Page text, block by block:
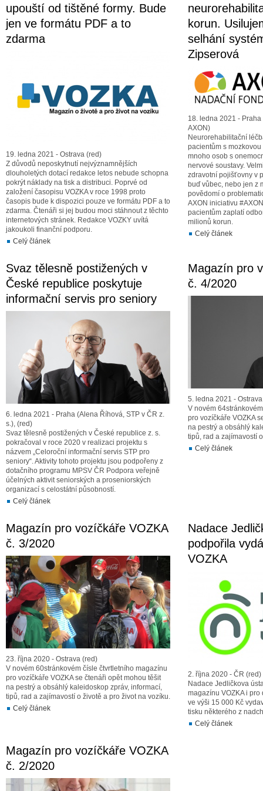
upouští od tištěné formy. Bude
jen ve formátu PDF a to
zdarma
19. ledna 2021 - Ostrava (red)
Z důvodů neposkytnutí nejvýznamnějších
dlouholetých dotací redakce letos nebude schopna
pokrýt náklady na tisk a distribuci. Poprvé od
založení časopisu VOZKA v roce 1998 proto
časopis bude k dispozici pouze ve formátu PDF a to
zdarma. Čtenáři si jej budou moci stáhnout z těchto
internetových stránek. Redakce VOZKY uvítá
jakoukoli finanční podporu.
Celý článek
korun.
selhání
Zipserová
18. ledna 2021 -
AXON)
Neurorehabilitační
pacientům s
mnoho osob s
nervové soustavy.
zdravotní pojišťovny v
buď vůbec, nebo jen z
povědomí o
AXON iniciativu
pacientům zaplatí
milionů korun.
Celý článek
Svaz tělesně postižených v
České republice poskytuje
informační servis pro seniory
6. ledna 2021 - Praha (Alena Říhová, STP v ČR z.
s.), (red)
Svaz tělesně postižených v České republice z. s.
pokračoval v roce 2020 v realizaci projektu s
názvem „Celoroční informační servis STP pro
seniory“. Aktivity tohoto projektu jsou podpořeny z
dotačního programu MPSV ČR Podpora veřejně
účelných aktivit seniorských a proseniorských
organizací s celostátní působností.
Celý článek
Magazín pro
č. 4/2020
5. ledna 2021 -
V novém
pro vozíčkáře VOZKA
na pestrý a obsáhlý
tipů, rad a zajímavostí
Celý článek
Magazín pro vozíčkáře VOZKA
č. 3/2020
23. října 2020 - Ostrava (red)
V novém 60stránkovém čísle čtvrtletního magazínu
pro vozíčkáře VOZKA se čtenáři opět mohou těšit
na pestrý a obsáhlý kaleidoskop zpráv, informací,
tipů, rad a zajímavostí o životě a pro život na vozíku.
Celý článek
Nadace
podpořila
VOZKA
2. října 2020 - ČR (red)
Nadace Jedličkova
magazínu VOZKA i
ve výši 15 000 Kč
tisku některého z
Celý článek
Magazín pro vozíčkáře VOZKA
č. 2/2020